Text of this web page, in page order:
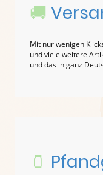
🚚
Mit nur wenigen
und viele weitere
und das in ganz
🫙